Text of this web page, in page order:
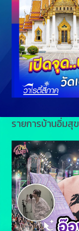
รายการบ้านอิ่มสุข